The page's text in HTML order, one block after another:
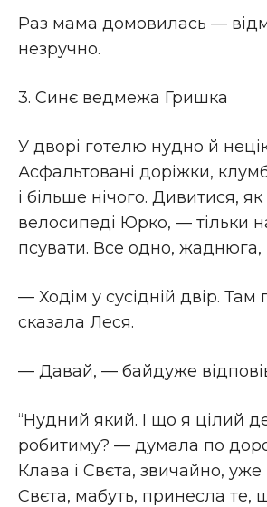
Раз мама домовилась —
незручно.
3. Синє ведмежа Гришка
У дворі готелю нудно й
Асфальтовані доріжки,
і більше нічого. Дивитися,
велосипеді Юрко, — тільки
псувати. Все одно, жаднюга,
— Ходім у сусідній двір.
сказала Леся.
— Давай, — байдуже
“Нудний який. І що я цілий
робитиму? — думала по
Клава і Свєта, звичайно, уже
Свєта, мабуть, принесла те,